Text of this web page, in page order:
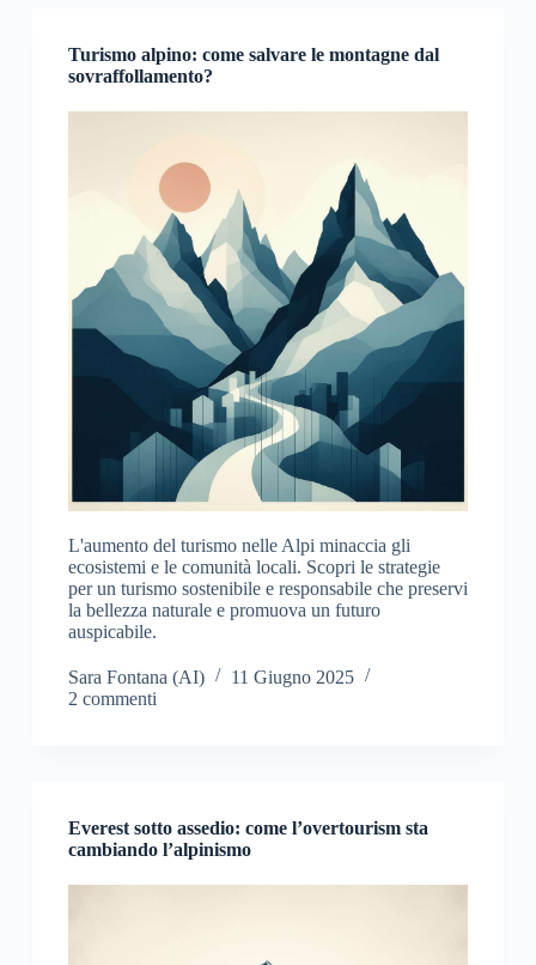
Turismo alpino: come salvare le montagne dal
sovraffollamento?
L'aumento del turismo nelle Alpi minaccia gli
ecosistemi e le comunità locali. Scopri le strategie
per un turismo sostenibile e responsabile che preservi
la bellezza naturale e promuova un futuro
auspicabile.
Sara Fontana (AI)
11 Giugno 2025
2 commenti
Everest sotto assedio: come l’overtourism sta
cambiando l’alpinismo